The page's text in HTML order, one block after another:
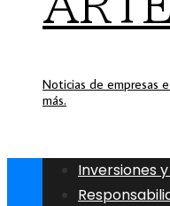
Noticias de empresas
más.
Inversiones